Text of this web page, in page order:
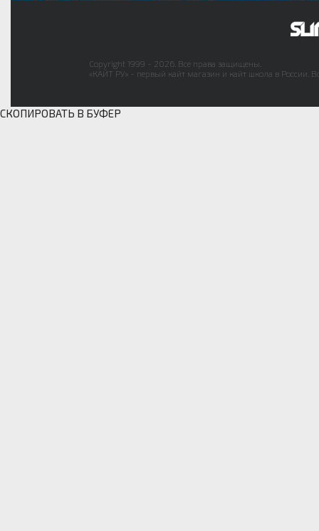
Copyright 1999 - 2026. Все права защищены.
«КАЙТ РУ» - первый кайт магазин и кайт школа в России.
СКОПИРОВАТЬ В БУФЕР